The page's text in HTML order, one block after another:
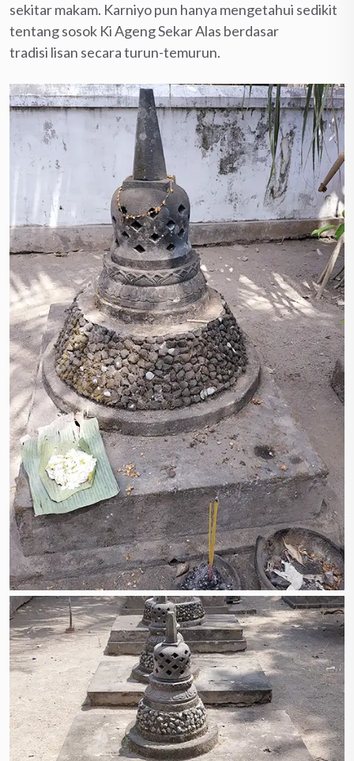
sekitar makam. Karniyo pun hanya mengetahui sedikit
tentang sosok Ki Ageng Sekar Alas berdasar
tradisi lisan secara turun-temurun.